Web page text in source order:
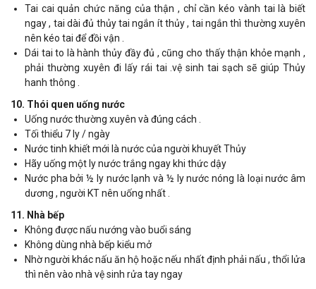
Tai cai quản chức năng của thận , chỉ cần kéo vành tai là biết
ngay , tai dài đủ thủy tai ngắn ít thủy , tai ngắn thì thường xuyên
nên kéo tai để đồi vận .
Dái tai to là hành thủy đầy đủ , cũng cho thấy thận khỏe mạnh ,
phải thường xuyên đi lấy rái tai .vệ sinh tai sạch sẽ giúp Thủy
hanh thông .
10. Thói quen uống nước
Uống nước thường xuyên và đúng cách .
Tối thiểu 7 ly / ngày
Nước tinh khiết mới là nước của người khuyết Thủy
Hãy uống một ly nước trắng ngay khi thức dậy
Nước pha bởi ½ ly nước lạnh và ½ ly nước nóng là loại nước âm
dương , người KT nên uống nhất .
11. Nhà bếp
Không được nấu nướng vào buổi sáng
Không dùng nhà bếp kiểu mở
Nhờ người khác nấu ăn hộ hoặc nếu nhất định phải nấu , thổi lửa
thì nên vào nhà vệ sinh rửa tay ngay